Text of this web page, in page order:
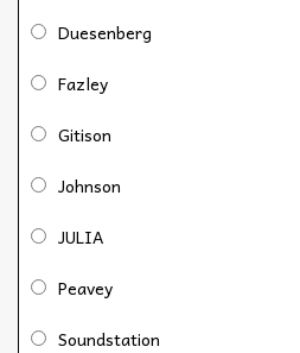
Duesenberg
Fazley
Gitison
Johnson
JULIA
Peavey
Soundstation